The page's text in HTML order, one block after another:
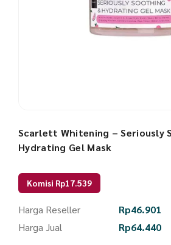
Scarlett Whitening – Seriously
Hydrating Gel Mask
Komisi Rp17.539
Harga Reseller Rp46.901
Harga Jual
Rp64.440